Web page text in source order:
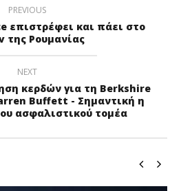
PREVIOUS
επιστρέφει και πάει στο
της Ρουμανίας
NEXT
κερδών για τη Berkshire
Buffett - Σημαντική η
ασφαλιστικού τομέα